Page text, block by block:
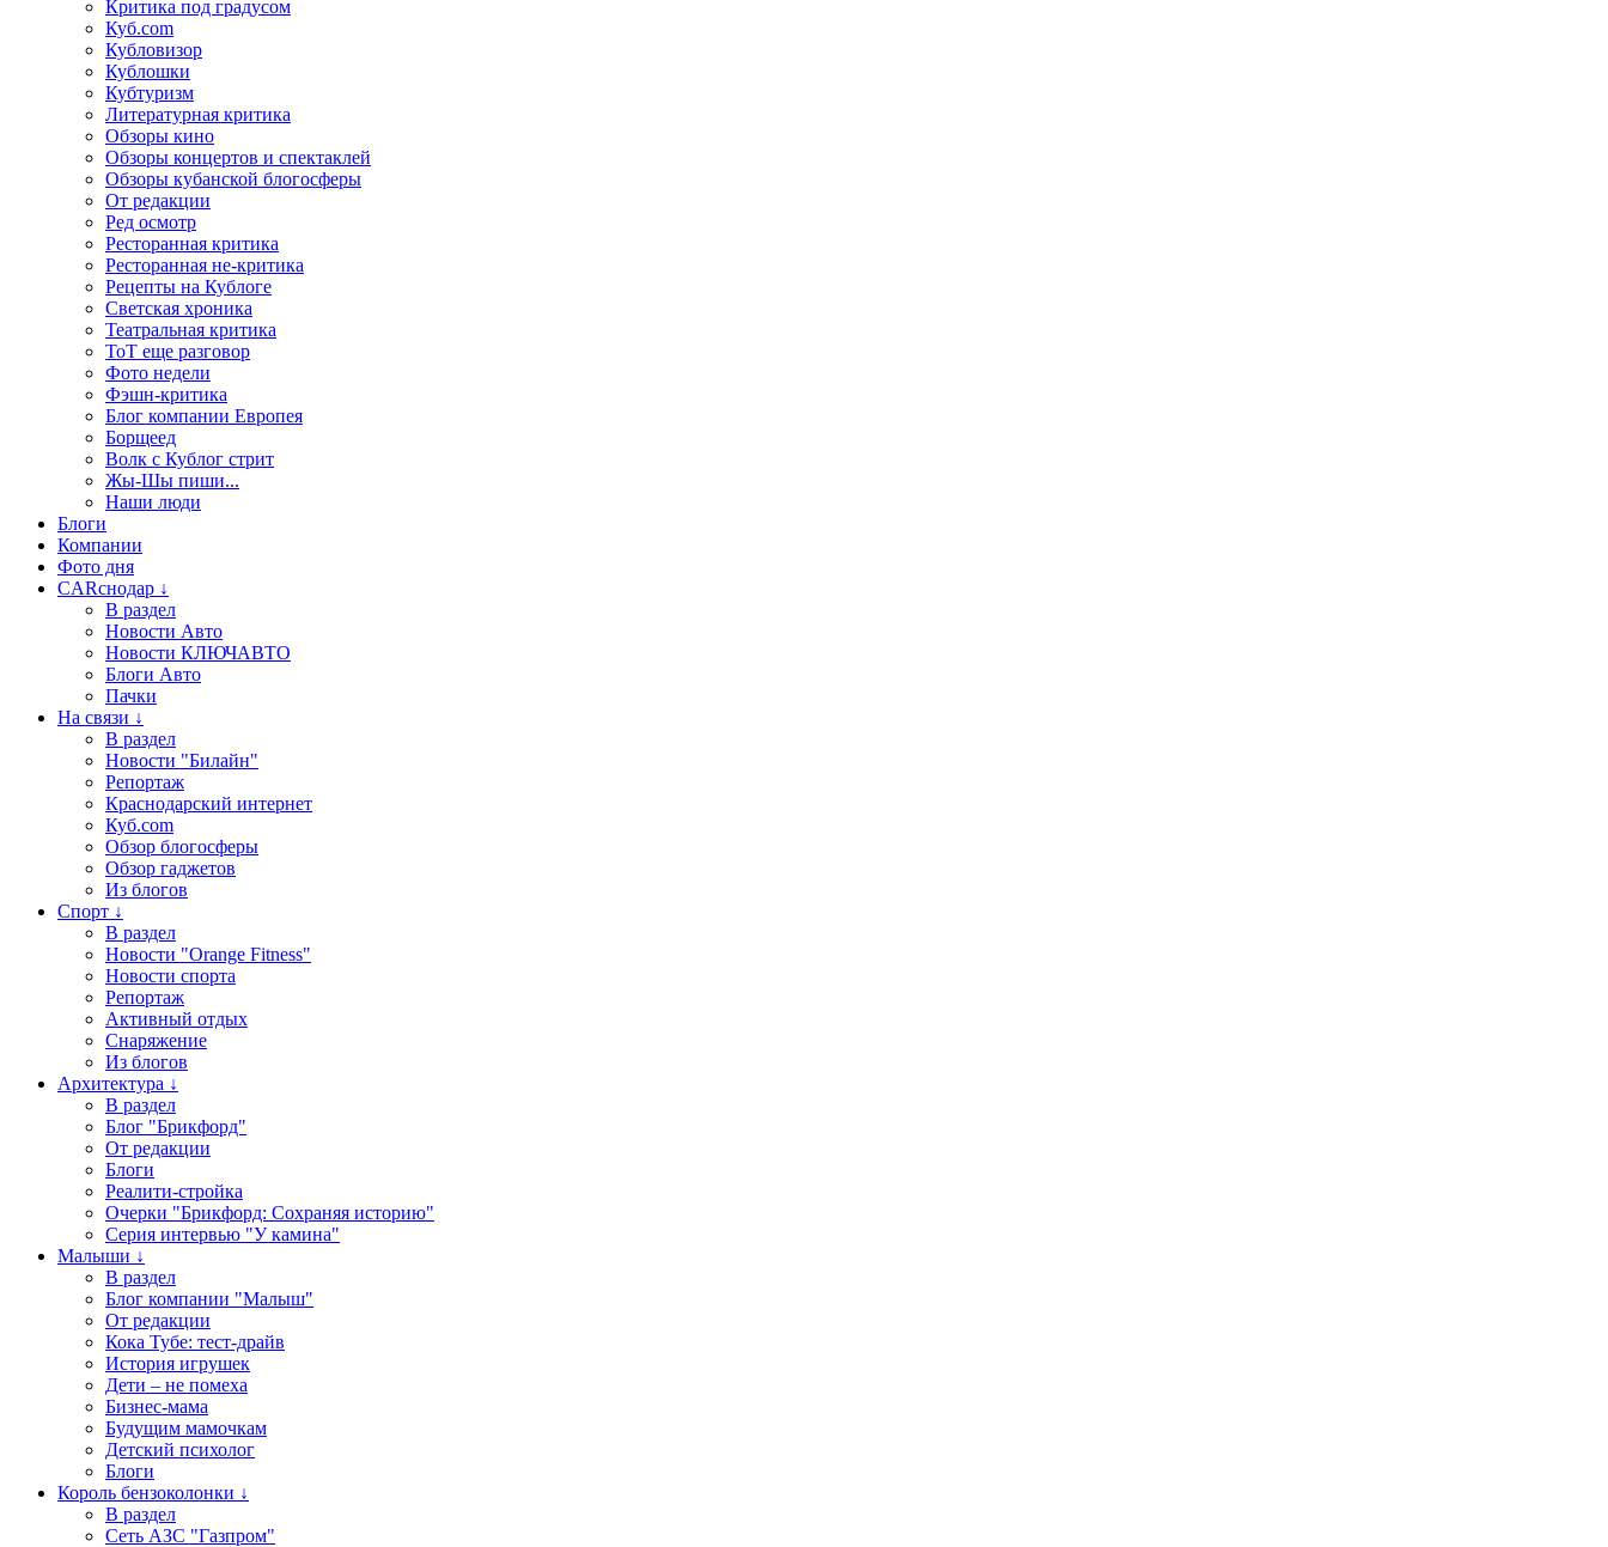
Критика под градусом
Куб.com
Кубловизор
Кублошки
Кубтуризм
Литературная критика
Обзоры кино
Обзоры концертов и спектаклей
Обзоры кубанской блогосферы
От редакции
Ред осмотр
Ресторанная критика
Ресторанная не-критика
Рецепты на Кублоге
Светская хроника
Театральная критика
ТоТ еще разговор
Фото недели
Фэшн-критика
Блог компании Европея
Борщеед
Волк с Кублог стрит
Жы-Шы пиши...
Наши люди
Блоги
Компании
Фото дня
CARснодар ↓
В раздел
Новости Авто
Новости КЛЮЧАВТО
Блоги Авто
Пачки
На связи ↓
В раздел
Новости "Билайн"
Репортаж
Краснодарский интернет
Куб.com
Обзор блогосферы
Обзор гаджетов
Из блогов
Спорт ↓
В раздел
Новости "Orange Fitness"
Новости спорта
Репортаж
Активный отдых
Снаряжение
Из блогов
Архитектура ↓
В раздел
Блог "Брикфорд"
От редакции
Блоги
Реалити-стройка
Очерки "Брикфорд: Сохраняя историю"
Серия интервью "У камина"
Малыши ↓
В раздел
Блог компании "Малыш"
От редакции
Кока Тубе: тест-драйв
История игрушек
Дети – не помеха
Бизнес-мама
Будущим мамочкам
Детский психолог
Блоги
Король бензоколонки ↓
В раздел
Сеть АЗС "Газпром"